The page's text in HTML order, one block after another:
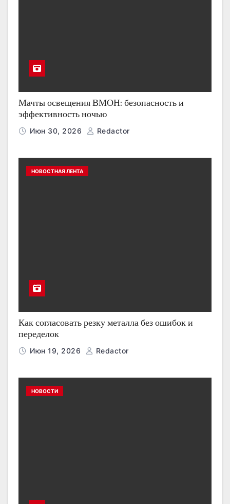
Мачты освещения ВМОН: безопасность и
эффективность ночью
Июн 30, 2026 Redactor
НОВОСТНАЯ ЛЕНТА
Как согласовать резку металла без ошибок и
переделок
Июн 19, 2026 Redactor
НОВОСТИ